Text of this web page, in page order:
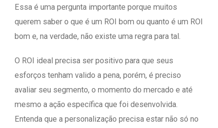
Essa é uma pergunta importante porque muitos
querem saber o que é um ROI bom ou quanto é um ROI
bom e, na verdade, não existe uma regra para tal.
O ROI ideal precisa ser positivo para que seus
esforços tenham valido a pena, porém, é preciso
avaliar seu segmento, o momento do mercado e até
mesmo a ação específica que foi desenvolvida.
Entenda que a personalização precisa estar não só no